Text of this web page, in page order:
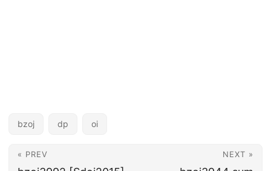
bzoj dp oi
« PREV NEXT »